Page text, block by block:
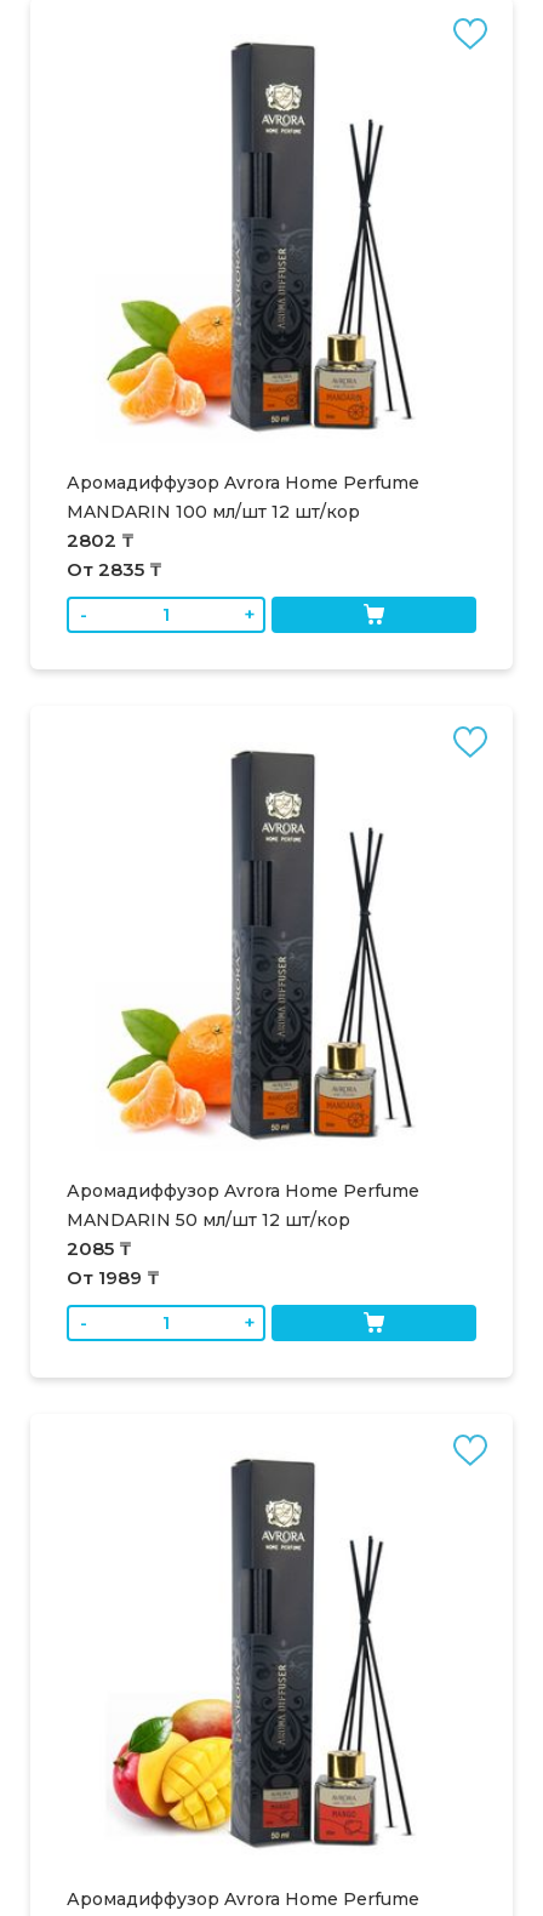
Аромадиффузор Avrora Home Perfume
MANDARIN 100 мл/шт 12 шт/кор
2802 ₸
От 2835 ₸
-
+
Аромадиффузор Avrora Home Perfume
MANDARIN 50 мл/шт 12 шт/кор
2085 ₸
От 1989 ₸
-
+
Аромадиффузор Avrora Home Perfume